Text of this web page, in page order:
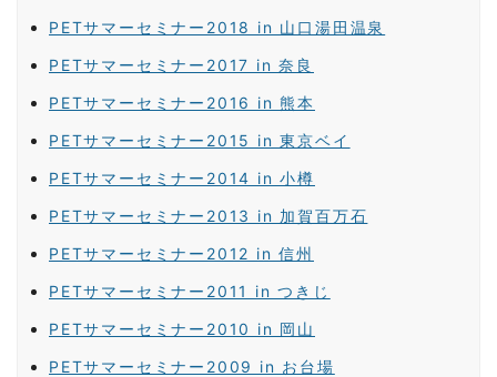
PETサマーセミナー2018 in 山口湯田温泉
PETサマーセミナー2017 in 奈良
PETサマーセミナー2016 in 熊本
PETサマーセミナー2015 in 東京ベイ
PETサマーセミナー2014 in 小樽
PETサマーセミナー2013 in 加賀百万石
PETサマーセミナー2012 in 信州
PETサマーセミナー2011 in つきじ
PETサマーセミナー2010 in 岡山
PETサマーセミナー2009 in お台場